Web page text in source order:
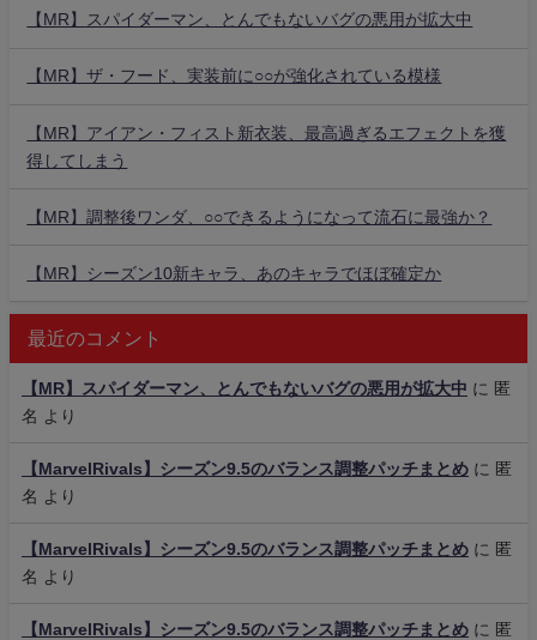
【MR】スパイダーマン、とんでもないバグの悪用が拡大中
【MR】ザ・フード、実装前に○○が強化されている模様
【MR】アイアン・フィスト新衣装、最高過ぎるエフェクトを獲
得してしまう
【MR】調整後ワンダ、○○できるようになって流石に最強か？
【MR】シーズン10新キャラ、あのキャラでほぼ確定か
最近のコメント
【MR】スパイダーマン、とんでもないバグの悪用が拡大中 に 匿
名 より
【MarvelRivals】シーズン9.5のバランス調整パッチまとめ に 匿
名 より
【MarvelRivals】シーズン9.5のバランス調整パッチまとめ に 匿
名 より
【MarvelRivals】シーズン9.5のバランス調整パッチまとめ に 匿